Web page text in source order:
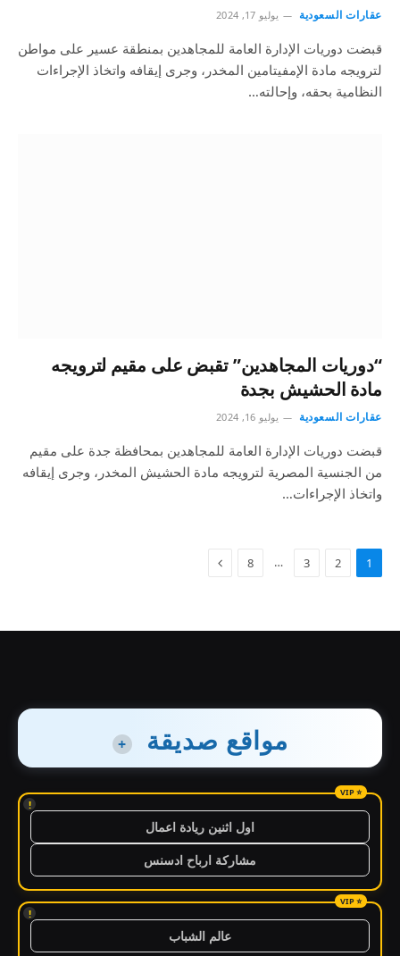
عقارات السعودية يوليو 17, 2024
قبضت دوريات الإدارة العامة للمجاهدين بمنطقة عسير على مواطن
لترويجه مادة الإمفيتامين المخدر، وجرى إيقافه واتخاذ الإجراءات
النظامية بحقه، وإحالته…
“دوريات المجاهدين” تقبض على مقيم لترويجه
مادة الحشيش بجدة
عقارات السعودية يوليو 16, 2024
قبضت دوريات الإدارة العامة للمجاهدين بمحافظة جدة على مقيم
من الجنسية المصرية لترويجه مادة الحشيش المخدر، وجرى إيقافه
واتخاذ الإجراءات…
1
2
3
…
8
مواقع صديقة +
!
اول اثنين ريادة اعمال
مشاركة ارباح ادسنس
!
عالم الشباب